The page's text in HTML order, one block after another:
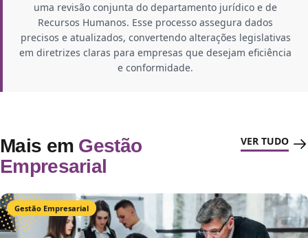
uma revisão conjunta do departamento jurídico e de
Recursos Humanos. Esse processo assegura dados
precisos e atualizados, convertendo alterações legislativas
em diretrizes claras para empresas que desejam eficiência
e conformidade.
Mais em Gestão
Empresarial
VER TUDO
Gestão Empresarial